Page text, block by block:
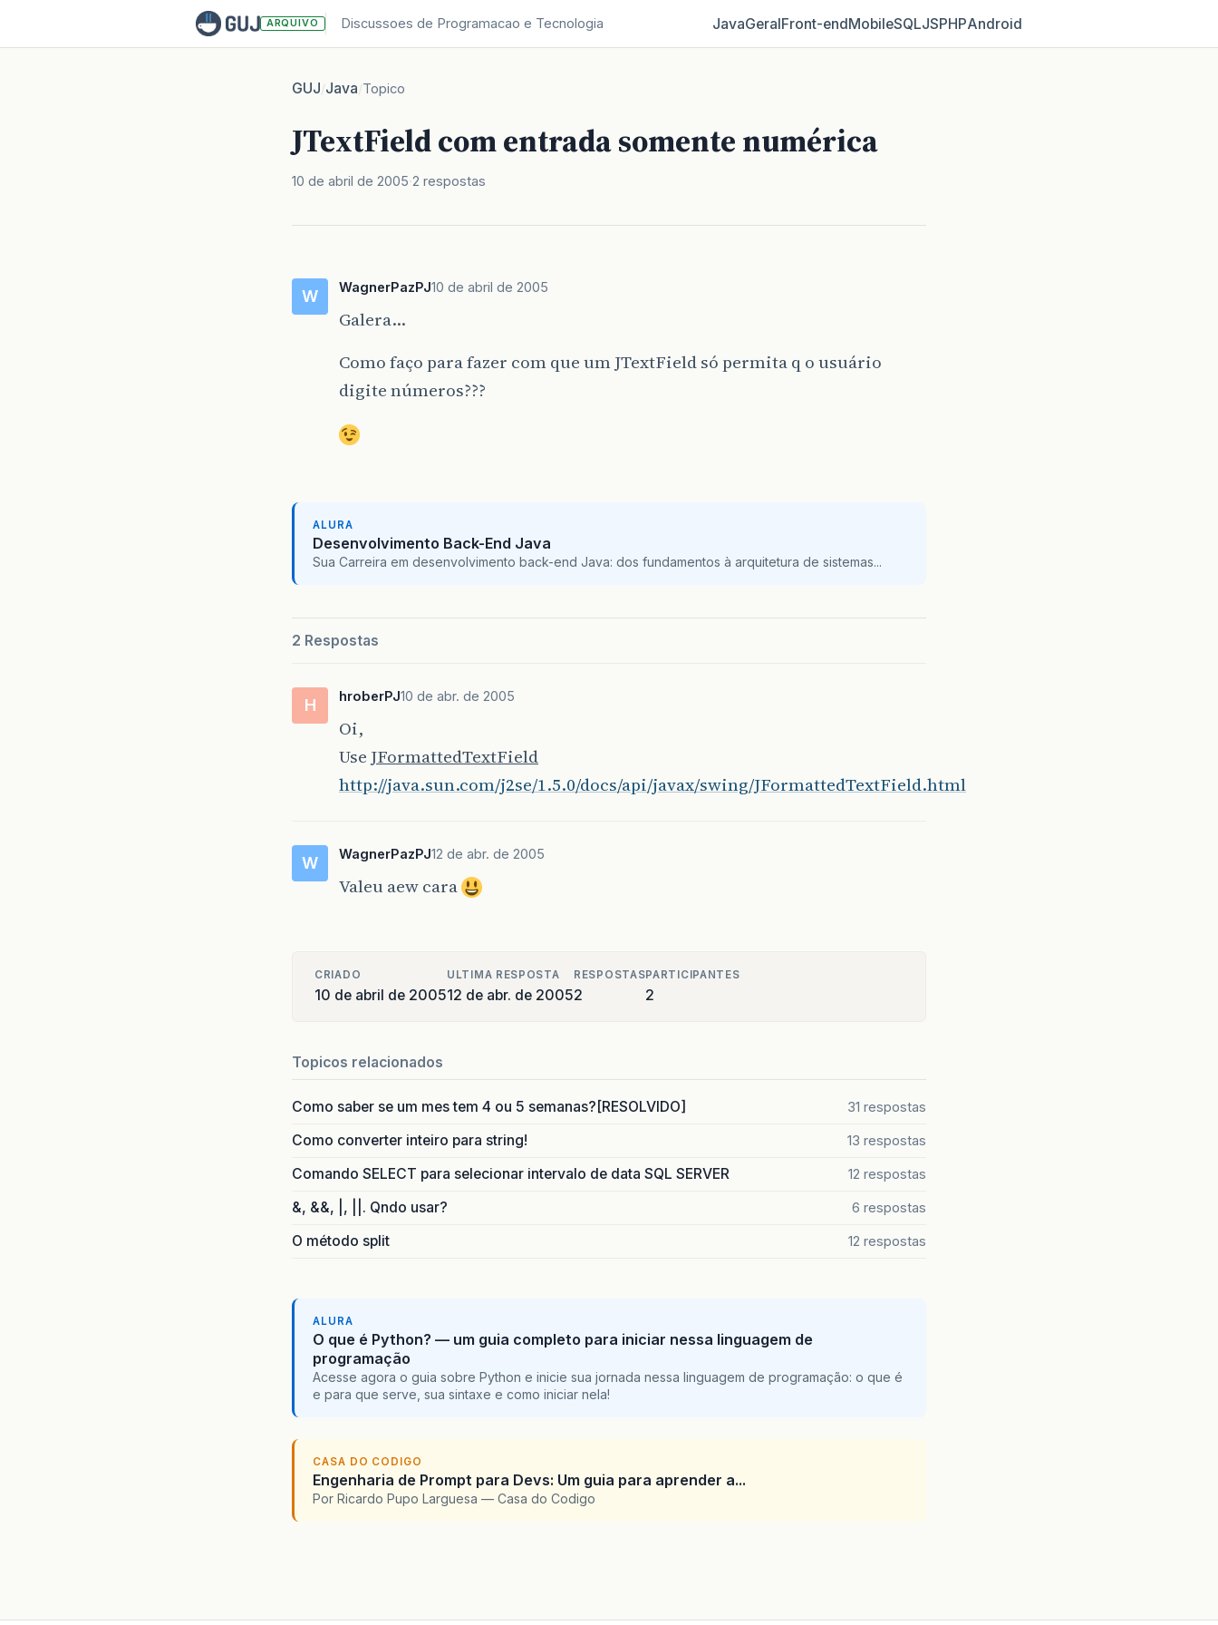
ARQUIVO Discussoes de Programacao e Tecnologia JavaGeralFront‑endMobileSQLJSPHPAndroid
GUJ/Java/Topico
JTextField com entrada somente numérica
10 de abril de 2005 2 respostas
W WagnerPazPJ10 de abril de 2005
Galera…
Como faço para fazer com que um JTextField só permita q o usuário
digite números???
ALURA
Desenvolvimento Back-End Java
Sua Carreira em desenvolvimento back-end Java: dos fundamentos à arquitetura de sistemas...
2 Respostas
H hroberPJ10 de abr. de 2005
Oi,
Use JFormattedTextField
http://java.sun.com/j2se/1.5.0/docs/api/javax/swing/JFormattedTextField.html
W WagnerPazPJ12 de abr. de 2005
Valeu aew cara
CRIADO
10 de abril de 2005
ULTIMA RESPOSTA
12 de abr. de 2005
RESPOSTAS
2
PARTICIPANTES
2
Topicos relacionados
Como saber se um mes tem 4 ou 5 semanas?[RESOLVIDO] 31 respostas
Como converter inteiro para string! 13 respostas
Comando SELECT para selecionar intervalo de data SQL SERVER 12 respostas
&, &&, |, ||. Qndo usar? 6 respostas
O método split 12 respostas
ALURA
O que é Python? — um guia completo para iniciar nessa linguagem de
programação
Acesse agora o guia sobre Python e inicie sua jornada nessa linguagem de programação: o que é
e para que serve, sua sintaxe e como iniciar nela!
CASA DO CODIGO
Engenharia de Prompt para Devs: Um guia para aprender a...
Por Ricardo Pupo Larguesa — Casa do Codigo